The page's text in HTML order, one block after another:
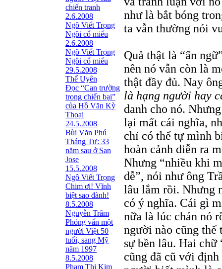
chiến tranh
2.6.2008
Ngô Viết Trọng
Ngôi cổ miếu
2.6.2008
Ngô Viết Trọng
Ngôi cổ miếu
29.5.2008
Thế Uyên
Đọc “Can trường
trong chiến bại”
của Hồ Văn Kỳ
Thoại
24.5.2008
Bùi Văn Phú
Tháng Tư: 33
năm sau ở San
Jose
15.5.2008
Ngô Viết Trọng
Chim ơi! Vĩnh
biệt sao đành!
8.5.2008
Nguyễn Trâm
Phỏng vấn một
người Việt 50
tuổi, sang Mỹ
năm 1997
8.5.2008
Phạm Thị Kim
như là bắt bóng
ta vẫn thường nói
Quả thật là “ẩn
nên nó vẫn còn là
thật đầy đủ. Nay
là hạng người hay
danh cho nó.
lại mất cái nghĩa,
chỉ có thể tự mình
hoàn cảnh diễn ra
Nhưng “nhiều khi
dễ”, nói như ông
lâu lắm rồi. Nhưng
có ý nghĩa. Cái gì
nữa là lúc chán nó
người nào cũng
sự bền lâu. Hai
cũng đã cũ với